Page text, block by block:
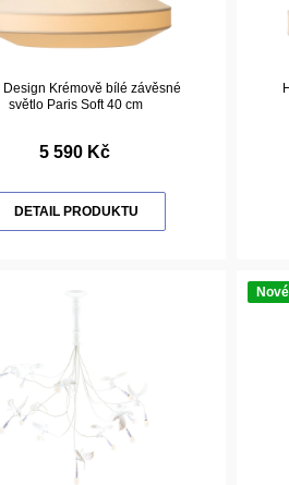
Design Krémově bílé závěsné
světlo Paris Soft 40 cm
5 590 Kč
DETAIL PRODUKTU
Nové